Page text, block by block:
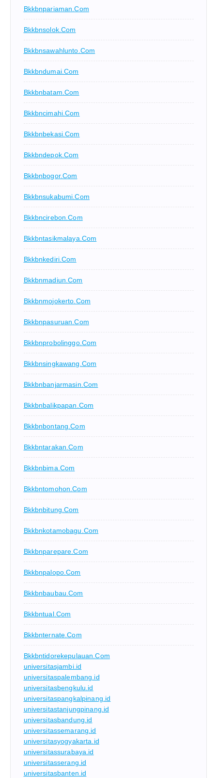
Bkkbnpariaman.com
Bkkbnsolok.com
Bkkbnsawahlunto.com
Bkkbndumai.com
Bkkbnbatam.com
Bkkbncimahi.com
Bkkbnbekasi.com
Bkkbndepok.com
Bkkbnbogor.com
Bkkbnsukabumi.com
Bkkbncirebon.com
Bkkbntasikmalaya.com
Bkkbnkediri.com
Bkkbnmadiun.com
Bkkbnmojokerto.com
Bkkbnpasuruan.com
Bkkbnprobolinggo.com
Bkkbnsingkawang.com
Bkkbnbanjarmasin.com
Bkkbnbalikpapan.com
Bkkbnbontang.com
Bkkbntarakan.com
Bkkbnbima.com
Bkkbntomohon.com
Bkkbnbitung.com
Bkkbnkotamobagu.com
Bkkbnparepare.com
Bkkbnpalopo.com
Bkkbnbaubau.com
Bkkbntual.com
Bkkbnternate.com
Bkkbntidorekepulauan.com
universitasjambi.id
universitaspalembang.id
universitasbengkulu.id
universitaspangkalpinang.id
universitastanjungpinang.id
universitasbandung.id
universitassemarang.id
universitasyogyakarta.id
universitassurabaya.id
universitasserang.id
universitasbanten.id